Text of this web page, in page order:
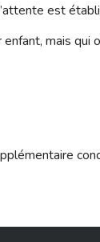
est
mais